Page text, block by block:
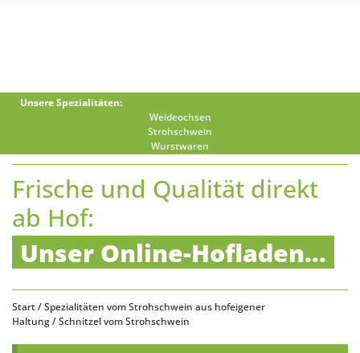
Unsere Spezialitäten:
Weideochsen
Strohschwein
Wurstwaren
Frische und Qualität direkt
ab Hof:
Unser Online-Hofladen...
Start/Spezialitäten vom Strohschwein aus hofeigener
Haltung/ Schnitzel vom Strohschwein